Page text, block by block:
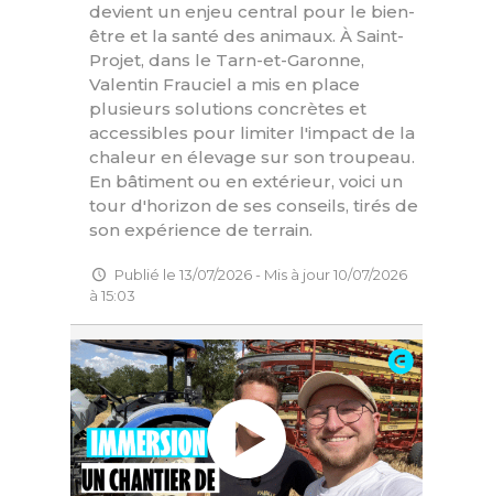
devient un enjeu central pour le bien-
être et la santé des animaux. À Saint-
Projet, dans le Tarn-et-Garonne,
Valentin Frauciel a mis en place
plusieurs solutions concrètes et
accessibles pour limiter l'impact de la
chaleur en élevage sur son troupeau.
En bâtiment ou en extérieur, voici un
tour d'horizon de ses conseils, tirés de
son expérience de terrain.
Publié le 13/07/2026 - Mis à jour 10/07/2026
à 15:03